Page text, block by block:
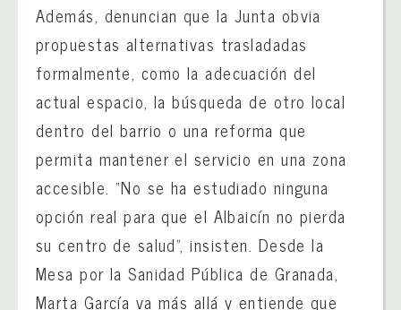
Además, denuncian que la Junta obvia
propuestas alternativas trasladadas
formalmente, como la adecuación del
actual espacio, la búsqueda de otro local
dentro del barrio o una reforma que
permita mantener el servicio en una zona
accesible. “No se ha estudiado ninguna
opción real para que el Albaicín no pierda
su centro de salud”, insisten. Desde la
Mesa por la Sanidad Pública de Granada,
Marta García va más allá y entiende que